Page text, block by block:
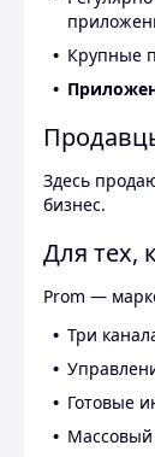
Крупные
Здесь
бизнес.
Для тех,
Prom —
Три
Готовые
Массовый